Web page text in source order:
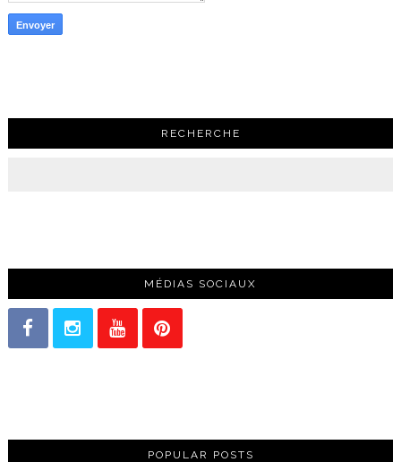
RECHERCHE
MÉDIAS SOCIAUX
POPULAR POSTS